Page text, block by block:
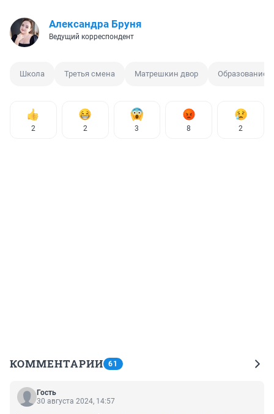
Александра Бруня
Ведущий корреспондент
Школа Третья смена Матрешкин двор Образование
2 2 3 8 2
КОММЕНТАРИИ 61
Гость
30 августа 2024, 14:57